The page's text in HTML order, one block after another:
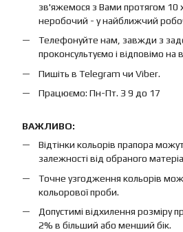
зв'яжемося з Вами протягом 10
неробочий - у найближчий
Телефонуйте нам, завжди з
проконсультуємо і відповімо на
Пишіть в Telegram чи Viber.
Працюємо: Пн-Пт. З 9 до 17
ВАЖЛИВО:
Відтінки кольорів прапора
залежності від обраного
Точне узгодження кольорів
кольорової проби.
Допустимі відхилення розміру
2% в більший або менший бік.